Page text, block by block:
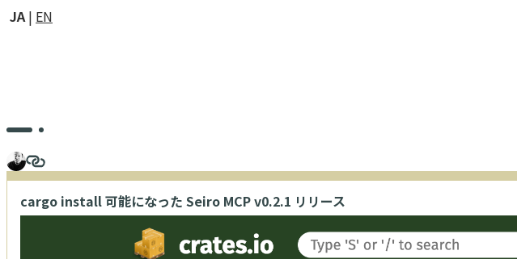
JA EN
cargo install 可能になった Seiro MCP v0.2.1 リリース